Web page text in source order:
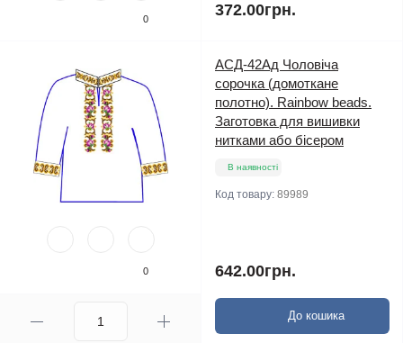
0 372.00грн.
0
АСД-42Ад Чоловіча
сорочка (домоткане
полотно). Rainbow beads.
Заготовка для вишивки
нитками або бісером
В наявності
Код товару: 89989
642.00грн.
До кошика